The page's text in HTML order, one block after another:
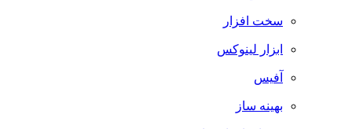
سخت افزار
ابزار لینوکس
آفیس
بهینه ساز